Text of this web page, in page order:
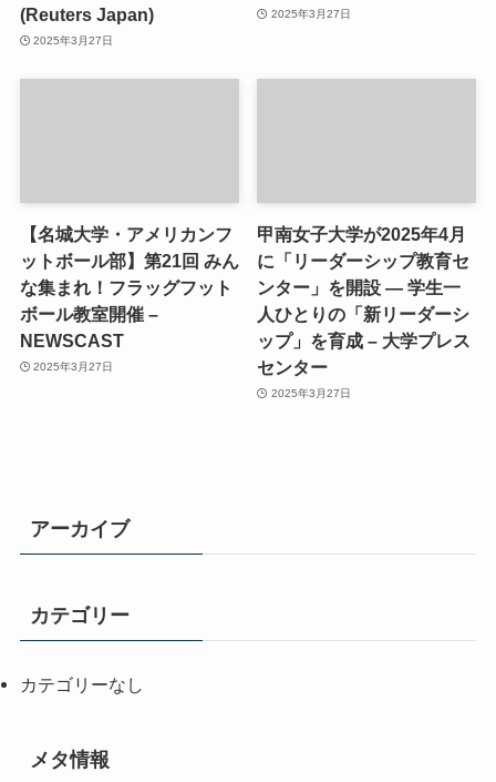
(Reuters Japan)
2025年3月27日
2025年3月27日
【名城大学・アメリカンフ
ットボール部】第21回 みん
な集まれ！フラッグフット
ボール教室開催 –
NEWSCAST
2025年3月27日
甲南女子大学が2025年4月
に「リーダーシップ教育セ
ンター」を開設 ― 学生一
人ひとりの「新リーダーシ
ップ」を育成 – 大学プレス
センター
2025年3月27日
アーカイブ
カテゴリー
カテゴリーなし
メタ情報